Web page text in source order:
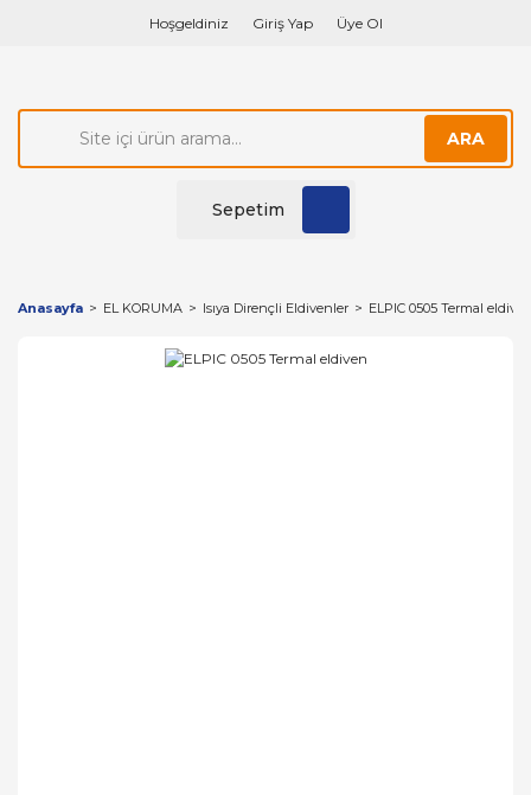
Hoşgeldiniz Giriş Yap Üye Ol
ARA
Sepetim
Anasayfa EL KORUMA Isıya Dirençli Eldivenler ELPIC 0505 Termal